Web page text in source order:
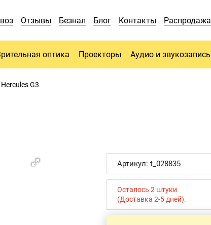
Отзывы Безнал Блог Контакты Распродажа
оптика Проекторы Аудио и звукозапись
G3
Артикул: t_028835
Осталось 2 штуки
(Доставка 2-5 дней).